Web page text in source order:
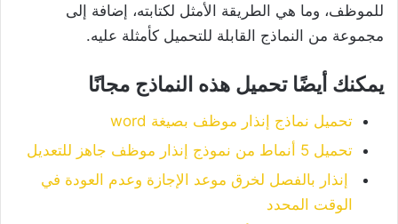
للموظف، وما هي الطريقة الأمثل لكتابته، إضافة إلى
مجموعة من النماذج القابلة للتحميل كأمثلة عليه.
يمكنك أيضًا تحميل هذه النماذج مجانًا
تحميل نماذج إنذار موظف بصيغة word
تحميل 5 أنماط من نموذج إنذار موظف جاهز للتعديل
إنذار بالفصل لخرق موعد الإجازة وعدم العودة في
الوقت المحدد